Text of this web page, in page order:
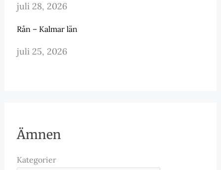
juli 28, 2026
Rån – Kalmar län
juli 25, 2026
Ämnen
Kategorier